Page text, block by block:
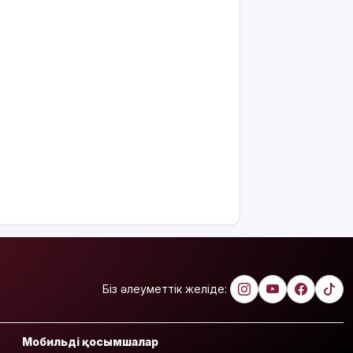
Еліміздің
бірқатар
Жапонияда
Біз әлеуметтік желіде:
Мобильді қосымшалар